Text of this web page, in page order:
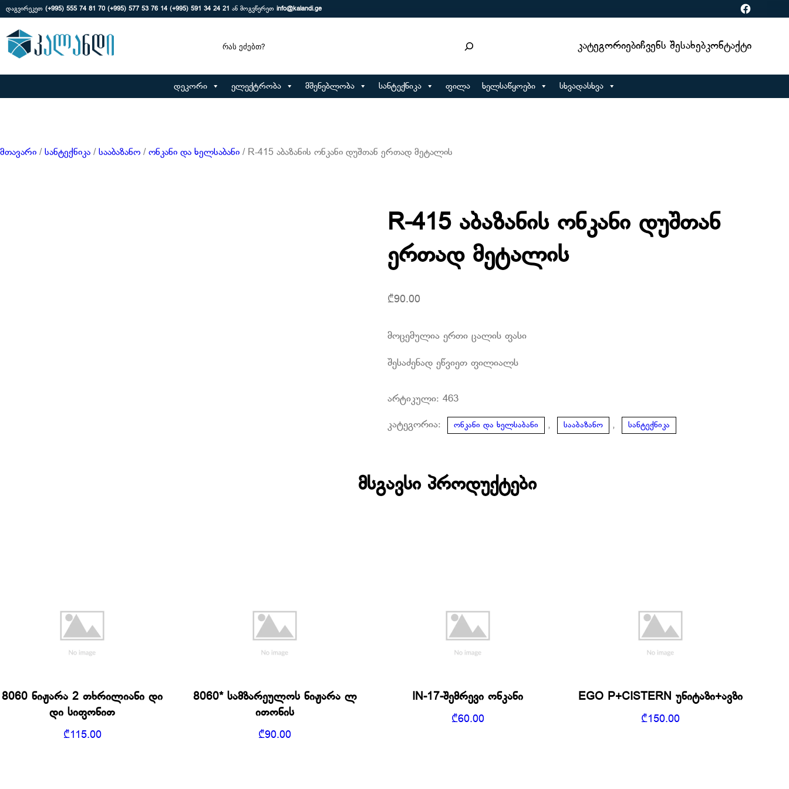
დაგვირეკეთ (+995) 555 74 81 70 (+995) 577 53 76 14 (+995) 591 34 24 21 ან მოგვწერეთ info@kalandi.ge Facebook
Search ᲙატეგორიებიᲩვენს ᲨესახებᲙონტაქტი
დეკორი ელექტრობა მშენებლობა სანტექნიკა ფილა ხელსაწყოები სხვადასხვა
მთავარი / სანტექნიკა / სააბაზანო / ონკანი და ხელსაბანი / R-415 აბაზანის ონკანი დუშთან ერთად მეტალის
R-415 აბაზანის ონკანი დუშთან
ერთად მეტალის
₾90.00
მოცემულია ერთი ცალის ფასი
შესაძენად ეწვიეთ ფილიალს
არტიკული:463
კატეგორია: ონკანი და ხელსაბანი , სააბაზანო , სანტექნიკა
მსგავსი პროდუქტები
8060 ნიჟარა 2 თხრილიანი დი
დი სიფონით
₾115.00
8060* სამზარეულოს ნიჟარა ლ
ითონის
₾90.00
IN-17-შემრევი ონკანი
₾60.00
EGO P+CISTERN უნიტაზი+ავზი
₾150.00